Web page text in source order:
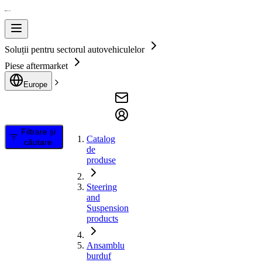
Soluții pentru sectorul autovehiculelor
Piese aftermarket
Europe
Filtrare și
căutare
Catalog
de
produse
Steering
and
Suspension
products
Ansamblu
burduf